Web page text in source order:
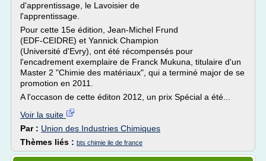
d'apprentissage, le Lavoisier de
l'apprentissage.
Pour cette 15e édition, Jean-Michel Frund
(EDF-CEIDRE) et Yannick Champion
(Université d'Evry), ont été récompensés pour
l'encadrement exemplaire de Franck Mukuna, titulaire d'un
Master 2 "Chimie des matériaux", qui a terminé major de se
promotion en 2011.
A l'occason de cette éditon 2012, un prix Spécial a été...
Voir la suite
Par : Union des Industries Chimiques
Thèmes liés : bts chimie ile de france